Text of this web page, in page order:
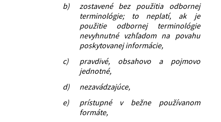
b)
zostavené bez použitia odbornej
terminológie; to neplatí, ak je
použitie odbornej terminológie
nevyhnutné vzhľadom na povahu
poskytovanej informácie,
c)
pravdivé, obsahovo a pojmovo
jednotné,
d)
nezavádzajúce,
e)
prístupné v bežne používanom
formáte,